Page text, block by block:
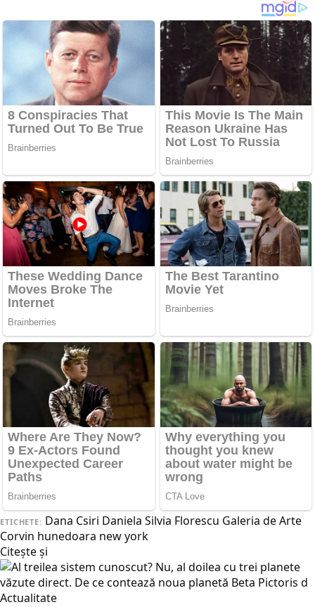
ETICHETE: Dana Csiri Daniela Silvia Florescu Galeria de Arte
Corvin hunedoara new york
Citește și
Actualitate